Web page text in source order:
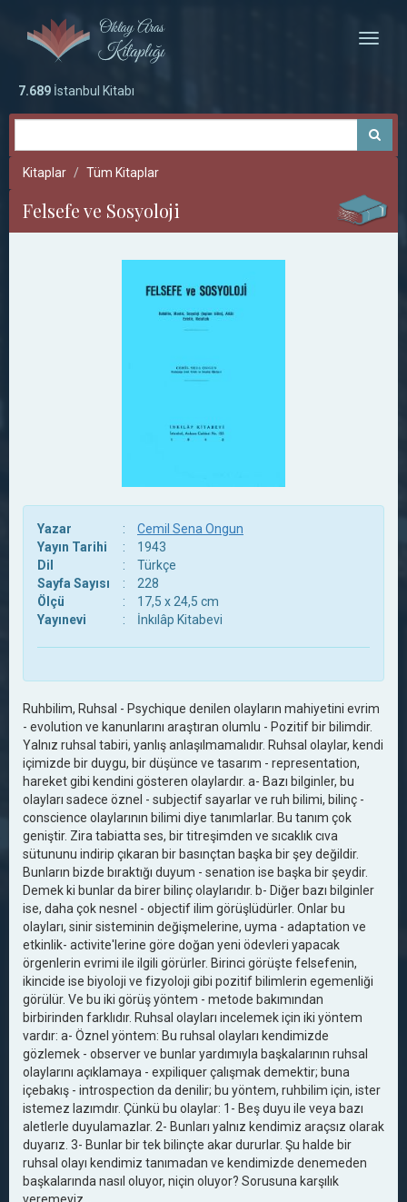
Toggle
7.689 İstanbul Kitabı
Kitaplar Tüm Kitaplar
Felsefe ve Sosyoloji
Yazar :
Cemil Sena Ongun
Yayın Tarihi
:
1943
Dil
:
Türkçe
Sayfa Sayısı
:
228
Ölçü
:
17,5 x 24,5 cm
Yayınevi
: İnkılâp Kitabevi
Ruhbilim, Ruhsal - Psychique denilen olayların mahiyetini evrim
- evolution ve kanunlarını araştıran olumlu - Pozitif bir bilimdir.
Yalnız ruhsal tabiri, yanlış anlaşılmamalıdır. Ruhsal olaylar, kendi
içimizde bir duygu, bir düşünce ve tasarım - representation,
hareket gibi kendini gösteren olaylardır. a- Bazı bilginler, bu
olayları sadece öznel - subjectif sayarlar ve ruh bilimi, bilinç -
conscience olaylarının bilimi diye tanımlarlar. Bu tanım çok
geniştir. Zira tabiatta ses, bir titreşimden ve sıcaklık cıva
sütununu indirip çıkaran bir basınçtan başka bir şey değildir.
Bunların bizde bıraktığı duyum - senation ise başka bir şeydir.
Demek ki bunlar da birer bilinç olaylarıdır. b- Diğer bazı bilginler
ise, daha çok nesnel - objectif ilim görüşlüdürler. Onlar bu
olayları, sinir sisteminin değişmelerine, uyma - adaptation ve
etkinlik- activite'lerine göre doğan yeni ödevleri yapacak
örgenlerin evrimi ile ilgili görürler. Birinci görüşte felsefenin,
ikincide ise biyoloji ve fizyoloji gibi pozitif bilimlerin egemenliği
görülür. Ve bu iki görüş yöntem - metode bakımından
birbirinden farklıdır. Ruhsal olayları incelemek için iki yöntem
vardır: a- Öznel yöntem: Bu ruhsal olayları kendimizde
gözlemek - observer ve bunlar yardımıyla başkalarının ruhsal
olaylarını açıklamaya - expiliquer çalışmak demektir; buna
içebakış - introspection da denilir; bu yöntem, ruhbilim için, ister
istemez lazımdır. Çünkü bu olaylar: 1- Beş duyu ile veya bazı
aletlerle duyulamazlar. 2- Bunları yalnız kendimiz araçsız olarak
duyarız. 3- Bunlar bir tek bilinçte akar dururlar. Şu halde bir
ruhsal olayı kendimiz tanımadan ve kendimizde denemeden
başkalarında nasıl oluyor, niçin oluyor? Sorusuna karşılık